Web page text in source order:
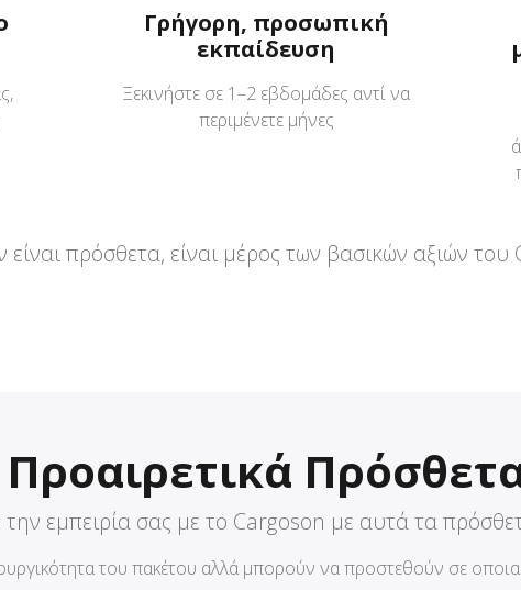
Γρήγορη, προσωπική
εκπαίδευση
Ξεκινήστε σε 1–2 εβδομάδες αντί να
περιμένετε μήνες
είναι πρόσθετα, είναι μέρος των βασικών αξιών του
Προαιρετικά
την εμπειρία σας με το Cargoson με αυτά τα
του πακέτου αλλά μπορούν να προστεθούν σε